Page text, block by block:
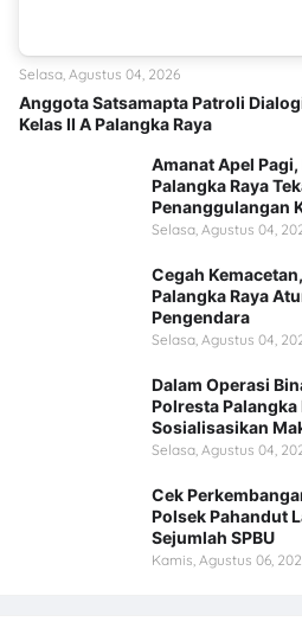
Anggota Satsamapta Patroli
Kelas II A Palangka Raya
Selasa, Agustus 04, 2026
Amanat Apel
Palangka Raya
Penanggulangan
Selasa, Agustus 04,
Cegah
Palangka Raya
Pengendara
Selasa, Agustus 04,
Dalam Operasi
Polresta Palangka
Sosialisasikan
Selasa, Agustus 04,
Cek
Polsek Pahandut
Sejumlah SPBU
Kamis, Agustus 06,